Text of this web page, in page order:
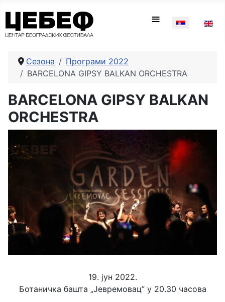
≡
Сезона
Програми 2022
BARCELONA GIPSY BALKAN ORCHESTRA
BARCELONA GIPSY BALKAN
ORCHESTRA
19. јун 2022.
Ботаничка башта „Јевремовац” у 20.30 часова